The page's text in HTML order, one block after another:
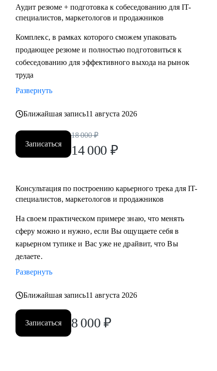
Аудит резюме + подготовка к собеседованию для IT-
специалистов, маркетологов и продажников
Комплекс, в рамках которого сможем упаковать
продающее резюме и полностью подготовиться к
собеседованию для эффективного выхода на рынок
труда
Развернуть
Ближайшая запись11 августа 2026
Записаться
18 000 ₽
14 000 ₽
Консультация по построению карьерного трека для IT-
специалистов, маркетологов и продажников
На своем практическом примере знаю, что менять
сферу можно и нужно, если Вы ощущаете себя в
карьерном тупике и Вас уже не драйвит, что Вы
делаете.
Развернуть
Ближайшая запись11 августа 2026
Записаться 8 000 ₽